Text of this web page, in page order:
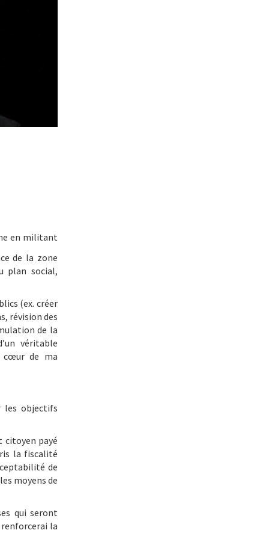
en militant
de la zone
plan social,
(ex. créer
révision des
de la
véritable
cœur de ma
les objectifs
citoyen payé
la fiscalité
de
moyens de
qui seront
la